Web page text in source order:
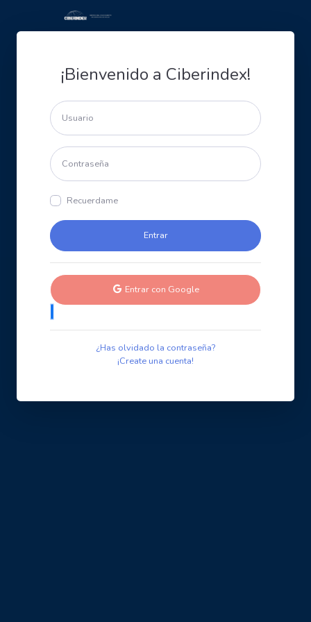
¡Bienvenido a Ciberindex!
Recuerdame
Entrar con Google
¿Has olvidado la contraseña?
¡Create una cuenta!